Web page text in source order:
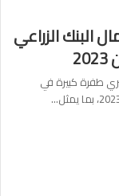
البنك الزراعي
طفرة كبيرة في